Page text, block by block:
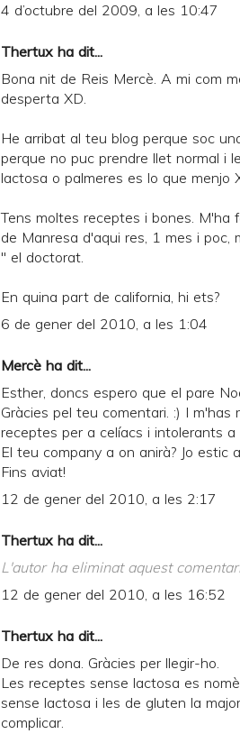
4 d’octubre del 2009, a les 10:47
Thertux ha dit...
Bona nit de Reis Mercè. A mi com
desperta XD.
He arribat al teu blog perque soc
perque no puc prendre llet normal i
lactosa o palmeres es lo que menjo
Tens moltes receptes i bones. M'ha
de Manresa d'aqui res, 1 mes i poc,
" el doctorat.
En quina part de california, hi ets?
6 de gener del 2010, a les 1:04
Mercè ha dit...
Esther, doncs espero que el pare
Gràcies pel teu comentari. :) I
receptes per a celíacs i intolerants a
El teu company a on anirà? Jo estic
Fins aviat!
12 de gener del 2010, a les 2:17
Thertux ha dit...
L'autor ha eliminat aquest
12 de gener del 2010, a les 16:52
Thertux ha dit...
De res dona. Gràcies per llegir-ho.
Les receptes sense lactosa es
sense lactosa i les de gluten la
complicar.